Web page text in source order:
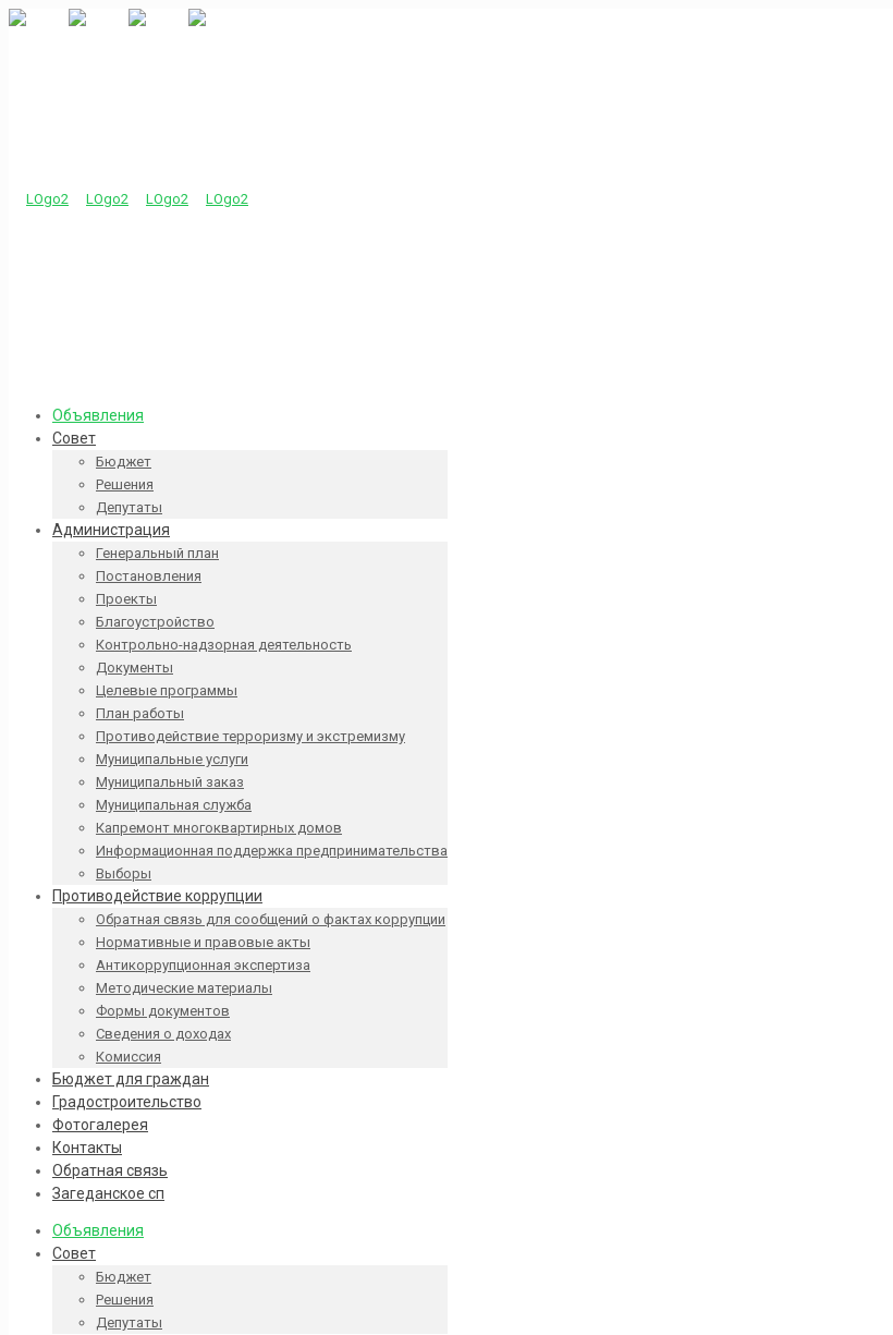
Объявления
Совет
Бюджет
Решения
Депутаты
Администрация
Генеральный план
Постановления
Проекты
Благоустройство
Контрольно-надзорная деятельность
Документы
Целевые программы
План работы
Противодействие терроризму и экстремизму
Муниципальные услуги
Муниципальный заказ
Муниципальная служба
Капремонт многоквартирных домов
Информационная поддержка предпринимательства
Выборы
Противодействие коррупции
Обратная связь для сообщений о фактах коррупции
Нормативные и правовые акты
Антикоррупционная экспертиза
Методические материалы
Формы документов
Сведения о доходах
Комиссия
Бюджет для граждан
Градостроительство
Фотогалерея
Контакты
Обратная связь
Загеданское сп
Объявления
Совет
Бюджет
Решения
Депутаты